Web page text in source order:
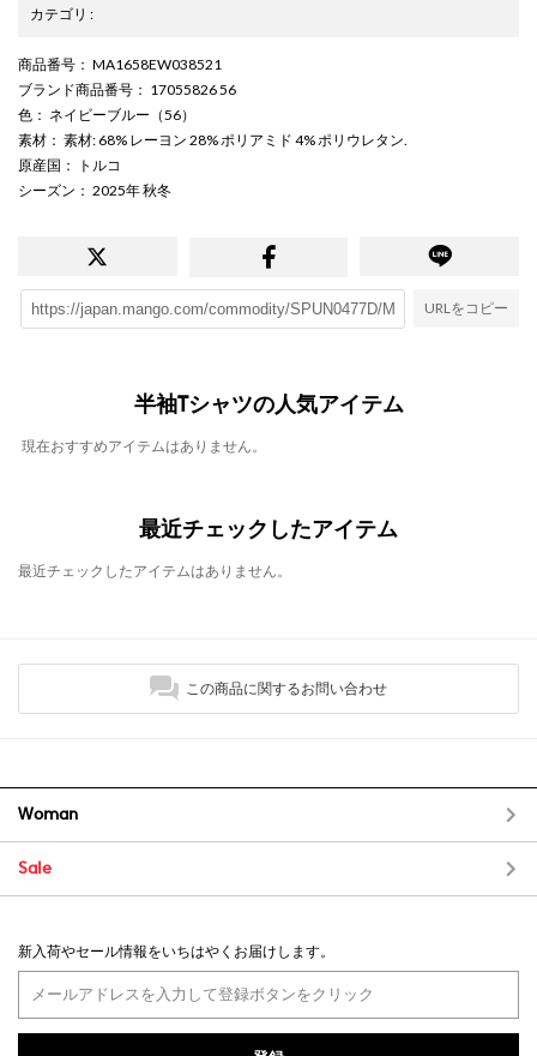
カテゴリ :
商品番号 ： MA1658EW038521
ブランド商品番号 ： 17055826 56
色 ： ネイビーブルー（56）
素材 ： 素材: 68% レーヨン 28% ポリアミド 4% ポリウレタン.
原産国 ： トルコ
シーズン ： 2025年 秋冬
URLをコピー
半袖Tシャツの人気アイテム
現在おすすめアイテムはありません。
最近チェックしたアイテム
最近チェックしたアイテムはありません。
この商品に関するお問い合わせ
Woman
Sale
新入荷やセール情報をいちはやくお届けします。